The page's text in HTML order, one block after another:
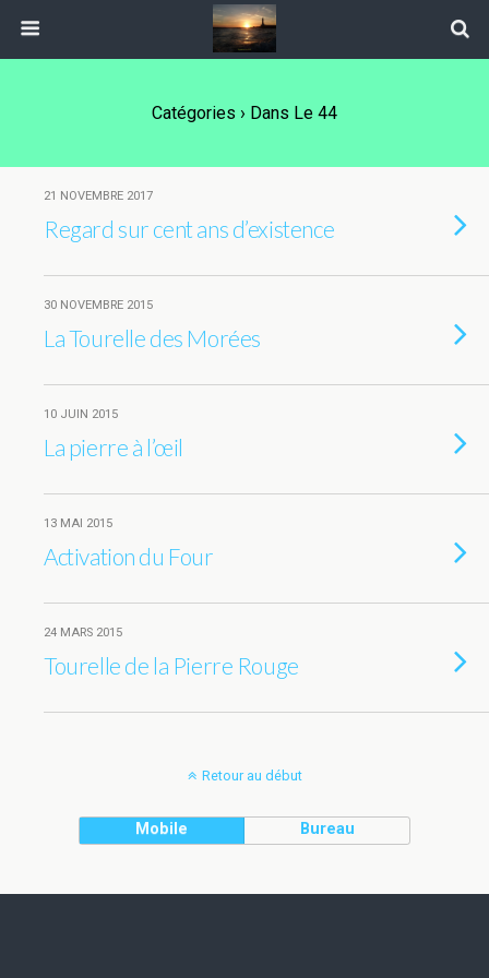
Catégories › Dans Le 44
21 NOVEMBRE 2017
Regard sur cent ans d’existence
30 NOVEMBRE 2015
La Tourelle des Morées
10 JUIN 2015
La pierre à l’œil
13 MAI 2015
Activation du Four
24 MARS 2015
Tourelle de la Pierre Rouge
Retour au début
Mobile Bureau